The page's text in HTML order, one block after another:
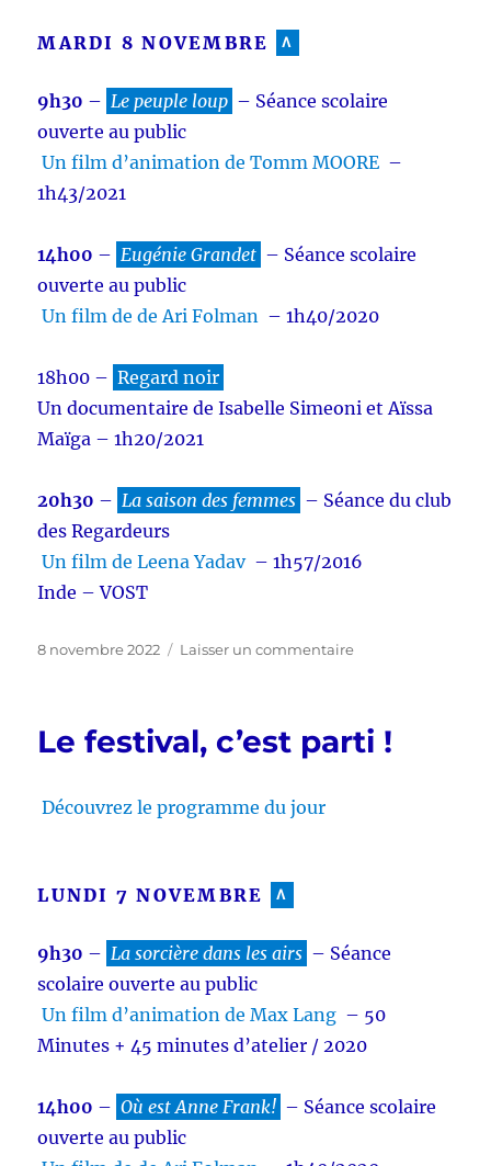
MARDI 8 NOVEMBRE ^
9h30 – Le peuple loup – Séance scolaire
ouverte au public
Un film d’animation de Tomm MOORE –
1h43/2021
14h00 – Eugénie Grandet – Séance scolaire
ouverte au public
Un film de de Ari Folman – 1h40/2020
18h00 – Regard noir
Un documentaire de Isabelle Simeoni et Aïssa
Maïga – 1h20/2021
20h30 – La saison des femmes – Séance du club
des Regardeurs
Un film de Leena Yadav – 1h57/2016
Inde – VOST
Publié
8 novembre 2022 Laisser un commentairesur
Patrimoine
Le festival, c’est parti !
Découvrez le programme du jour
LUNDI 7 NOVEMBRE ^
9h30 – La sorcière dans les airs – Séance
scolaire ouverte au public
Un film d’animation de Max Lang – 50
Minutes + 45 minutes d’atelier / 2020
14h00 – Où est Anne Frank! – Séance scolaire
ouverte au public